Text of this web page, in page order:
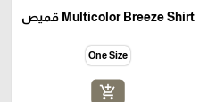
Multicolor Breeze Shirt قميص
One Size
add_shopping_cart